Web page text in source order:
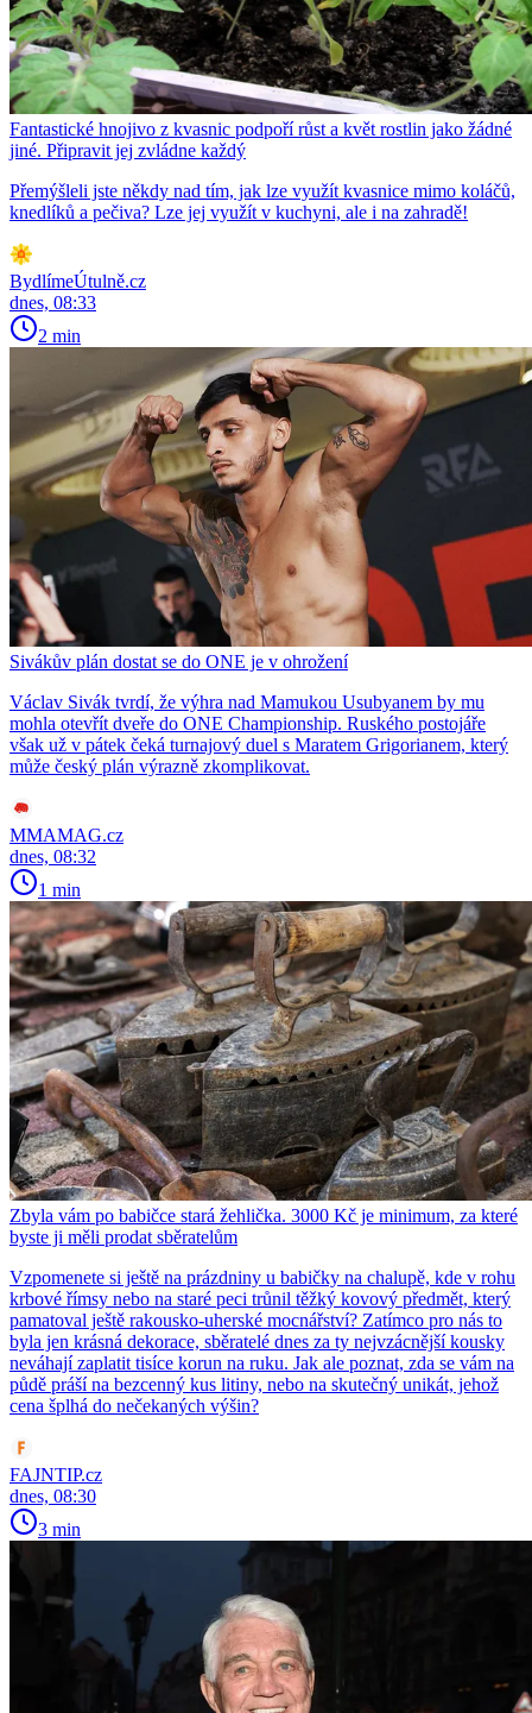
Fantastické hnojivo z kvasnic podpoří růst a květ rostlin jako žádné
jiné. Připravit jej zvládne každý
Přemýšleli jste někdy nad tím, jak lze využít kvasnice mimo koláčů,
knedlíků a pečiva? Lze jej využít v kuchyni, ale i na zahradě!
BydlímeÚtulně.cz
dnes, 08:33
2 min
Sivákův plán dostat se do ONE je v ohrožení
Václav Sivák tvrdí, že výhra nad Mamukou Usubyanem by mu
mohla otevřít dveře do ONE Championship. Ruského postojáře
však už v pátek čeká turnajový duel s Maratem Grigorianem, který
může český plán výrazně zkomplikovat.
MMAMAG.cz
dnes, 08:32
1 min
Zbyla vám po babičce stará žehlička. 3000 Kč je minimum, za které
byste ji měli prodat sběratelům
Vzpomenete si ještě na prázdniny u babičky na chalupě, kde v rohu
krbové římsy nebo na staré peci trůnil těžký kovový předmět, který
pamatoval ještě rakousko-uherské mocnářství? Zatímco pro nás to
byla jen krásná dekorace, sběratelé dnes za ty nejvzácnější kousky
neváhají zaplatit tisíce korun na ruku. Jak ale poznat, zda se vám na
půdě práší na bezcenný kus litiny, nebo na skutečný unikát, jehož
cena šplhá do nečekaných výšin?
FAJNTIP.cz
dnes, 08:30
3 min